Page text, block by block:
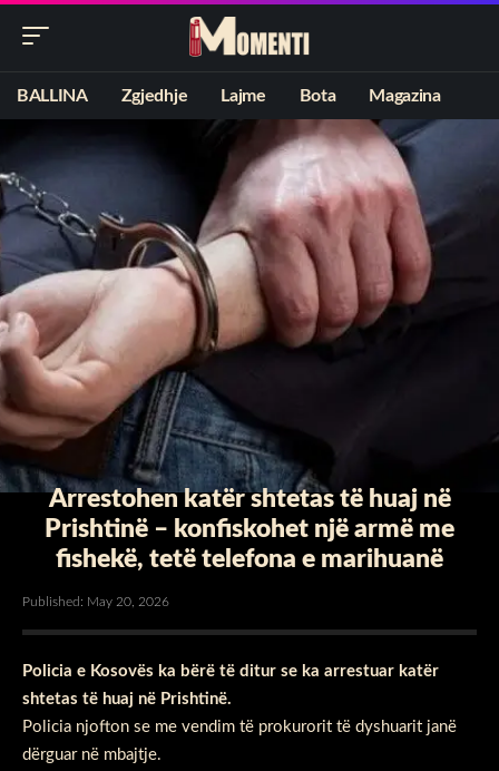
BALLINA Zgjedhje Lajme Bota Magazina
Arrestohen katër shtetas të huaj në
Prishtinë – konfiskohet një armë me
fishekë, tetë telefona e marihuanë
Published: May 20, 2026
Policia e Kosovës ka bërë të ditur se ka arrestuar katër
shtetas të huaj në Prishtinë.
Policia njofton se me vendim të prokurorit të dyshuarit janë
dërguar në mbajtje.